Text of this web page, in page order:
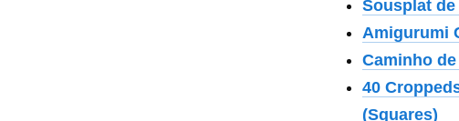
Sousplat
Amigurumi
Caminho
40
(Squares)